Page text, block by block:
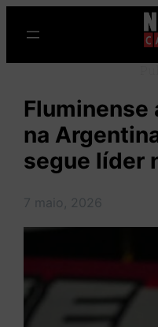
para
o
Fluminense
na
segue líder
7 maio, 2026